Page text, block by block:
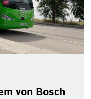
von Bosch